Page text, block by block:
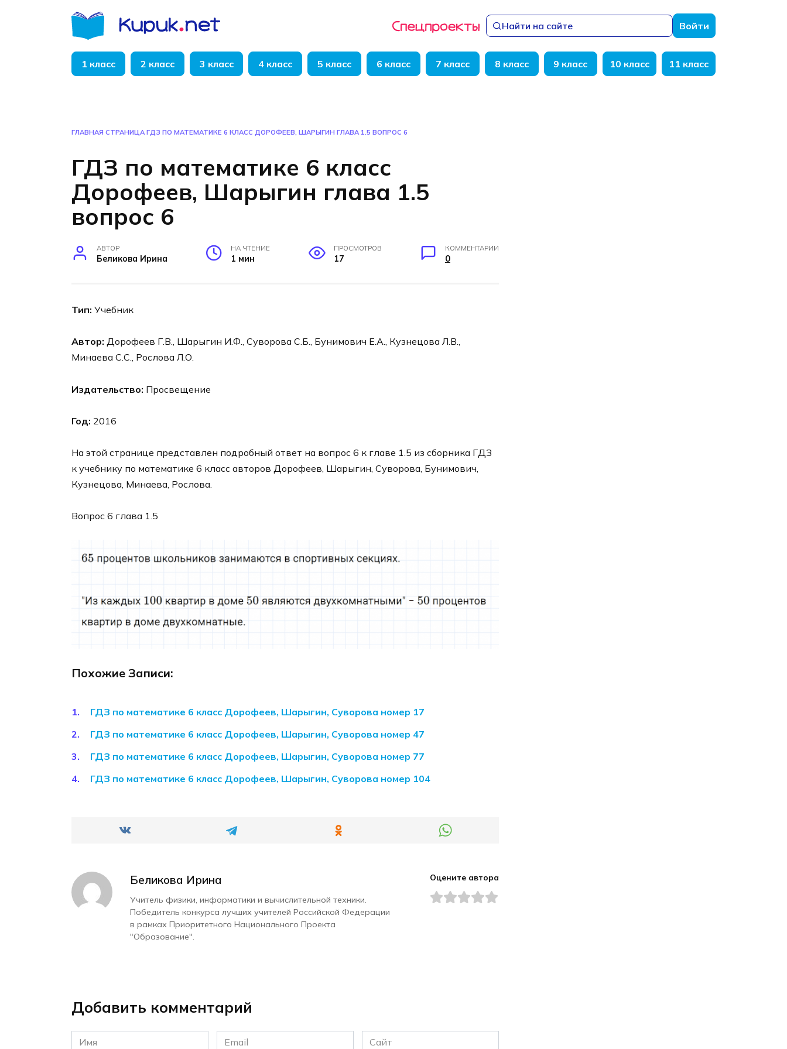
Найти на сайте Войти
1 класс 2 класс 3 класс 4 класс 5 класс 6 класс 7 класс 8 класс 9 класс 10 класс 11 класс
ГЛАВНАЯ СТРАНИЦА ГДЗ ПО МАТЕМАТИКЕ 6 КЛАСС ДОРОФЕЕВ, ШАРЫГИН ГЛАВА 1.5 ВОПРОС 6
ГДЗ по математике 6 класс
Дорофеев, Шарыгин глава 1.5
вопрос 6
АВТОР
Беликова Ирина
НА ЧТЕНИЕ
1 мин
ПРОСМОТРОВ
17
КОММЕНТАРИИ
0
Тип: Учебник
Автор: Дорофеев Г.В., Шарыгин И.Ф., Суворова С.Б., Бунимович Е.А., Кузнецова Л.В.,
Минаева С.С., Рослова Л.О.
Издательство: Просвещение
Год: 2016
На этой странице представлен подробный ответ на вопрос 6 к главе 1.5 из сборника ГДЗ
к учебнику по математике 6 класс авторов Дорофеев, Шарыгин, Суворова, Бунимович,
Кузнецова, Минаева, Рослова.
Вопрос 6 глава 1.5
Похожие Записи:
ГДЗ по математике 6 класс Дорофеев, Шарыгин, Суворова номер 17
ГДЗ по математике 6 класс Дорофеев, Шарыгин, Суворова номер 47
ГДЗ по математике 6 класс Дорофеев, Шарыгин, Суворова номер 77
ГДЗ по математике 6 класс Дорофеев, Шарыгин, Суворова номер 104
Беликова Ирина
Учитель физики, информатики и вычислительной техники.
Победитель конкурса лучших учителей Российской Федерации
в рамках Приоритетного Национального Проекта
"Образование".
Оцените автора
Добавить комментарий
Имя
Email
Сайт